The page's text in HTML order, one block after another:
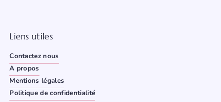
Liens utiles
Contactez nous
A propos
Mentions légales
Politique de confidentialité